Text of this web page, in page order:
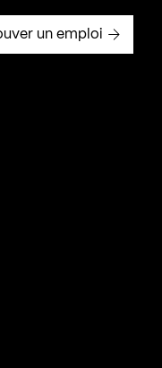
de Kollectif
de Kollectif
de Kollectif
un emploi